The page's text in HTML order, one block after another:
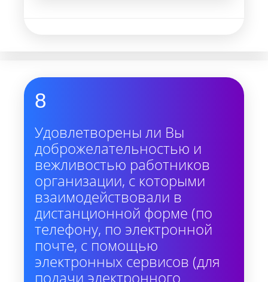
8
Удовлетворены ли Вы
доброжелательностью и
вежливостью работников
организации, с которыми
взаимодействовали в
дистанционной форме (по
телефону, по электронной
почте, с помощью
электронных сервисов (для
подачи электронного